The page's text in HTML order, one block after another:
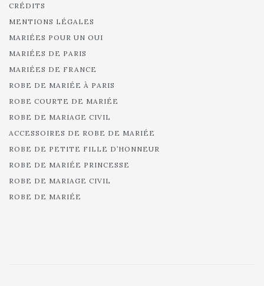
CRÉDITS
MENTIONS LÉGALES
MARIÉES POUR UN OUI
MARIÉES DE PARIS
MARIÉES DE FRANCE
ROBE DE MARIÉE À PARIS
ROBE COURTE DE MARIÉE
ROBE DE MARIAGE CIVIL
ACCESSOIRES DE ROBE DE MARIÉE
ROBE DE PETITE FILLE D’HONNEUR
ROBE DE MARIÉE PRINCESSE
ROBE DE MARIAGE CIVIL
ROBE DE MARIÉE